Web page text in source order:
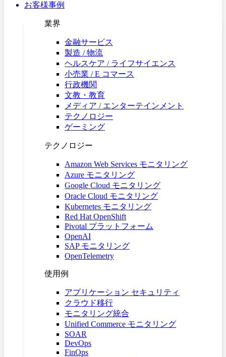
お客様事例
業界
金融サービス
製造 / 物流
ヘルスケア / ライフサイエンス
小売業 / E コマース
行政機関
文教・教育
メディア / エンターテインメント
テクノロジー
ゲーミング
テクノロジー
Amazon Web Services モニタリング
Azure モニタリング
Google Cloud モニタリング
Oracle Cloud モニタリング
Kubernetes モニタリング
Red Hat OpenShift
Pivotal プラットフォーム
OpenAI
SAP モニタリング
OpenTelemetry
使用例
アプリケーション セキュリティ
クラウド移行
モニタリング統合
Unified Commerce モニタリング
SOAR
DevOps
FinOps